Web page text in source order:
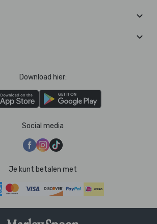
Download hier:
Social media
Je kunt betalen met